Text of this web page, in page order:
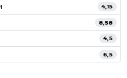
4,15
8,58
4,5
6,5